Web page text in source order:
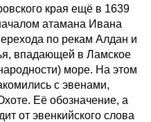
края ещё в 1639
атамана Ивана
по рекам Алдан и
впадающей в Ламское
море. На этом
с эвенами,
Её обозначение, а
от эвенкийского слова